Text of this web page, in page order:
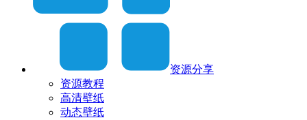
资源分享
资源教程
高清壁纸
动态壁纸